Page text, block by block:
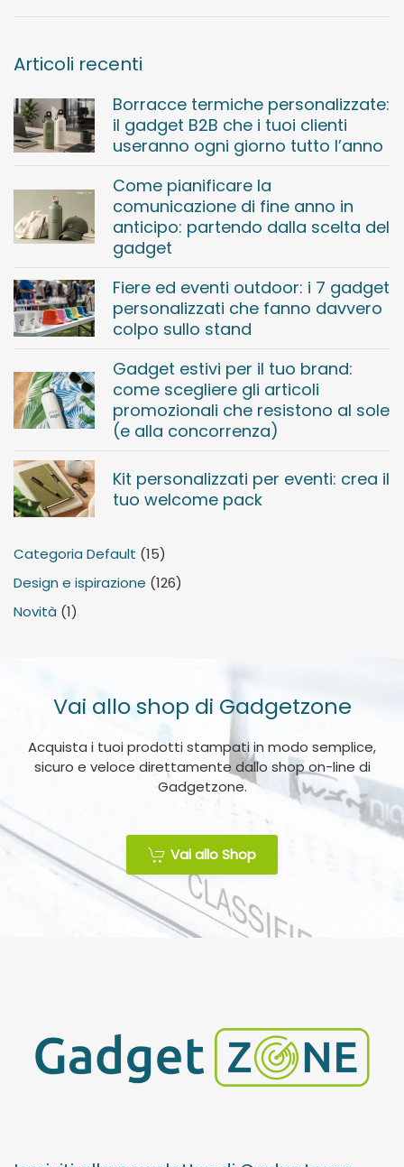
Articoli recenti
Borracce termiche personalizzate:
il gadget B2B che i tuoi clienti
useranno ogni giorno tutto l’anno
Come pianificare la
comunicazione di fine anno in
anticipo: partendo dalla scelta del
gadget
Fiere ed eventi outdoor: i 7 gadget
personalizzati che fanno davvero
colpo sullo stand
Gadget estivi per il tuo brand:
come scegliere gli articoli
promozionali che resistono al sole
(e alla concorrenza)
Kit personalizzati per eventi: crea il
tuo welcome pack
Categoria Default (15)
Design e ispirazione (126)
Novità (1)
Vai allo shop di Gadgetzone
Acquista i tuoi prodotti stampati in modo semplice,
sicuro e veloce direttamente dallo shop on-line di
Gadgetzone.
Vai allo Shop